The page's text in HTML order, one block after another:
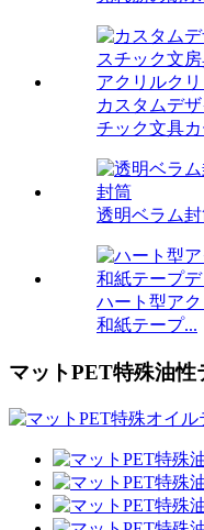
カスタムデ
チック文具カ
透明ベラム
ハート型ア
和紙テープ...
マットPET特殊油性